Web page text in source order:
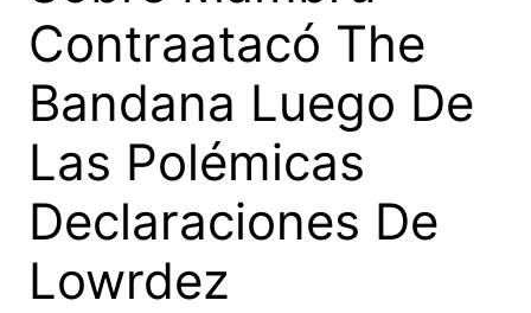
Contraatacó The
Bandana Luego De
Las Polémicas
Declaraciones De
Lowrdez